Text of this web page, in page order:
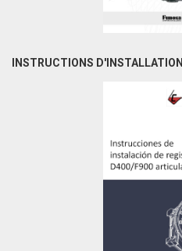
INSTRUCTIONS D'INSTALLATION